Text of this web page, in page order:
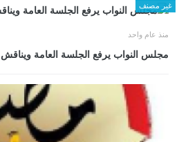
غير مصنف
منذ عام واحد
مجلس النواب يرفع الجلسة العامة ويناقش